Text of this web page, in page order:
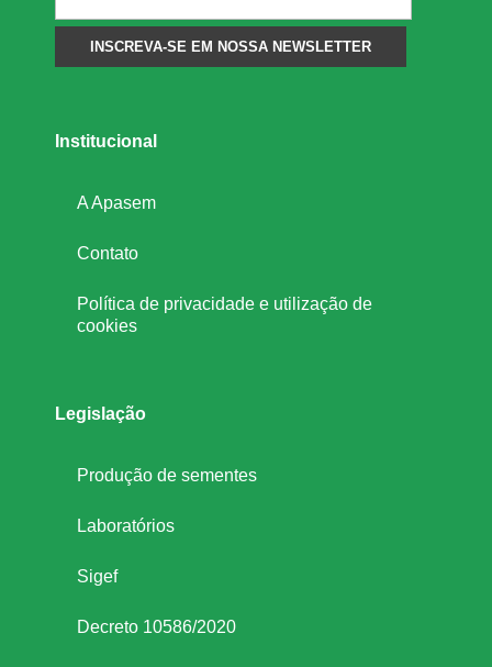
a
nInstitucional
A Apasem
Contato
Política de privacidade e utilização de
cookies
Legislação
Produção de sementes
Laboratórios
Sigef
Decreto 10586/2020